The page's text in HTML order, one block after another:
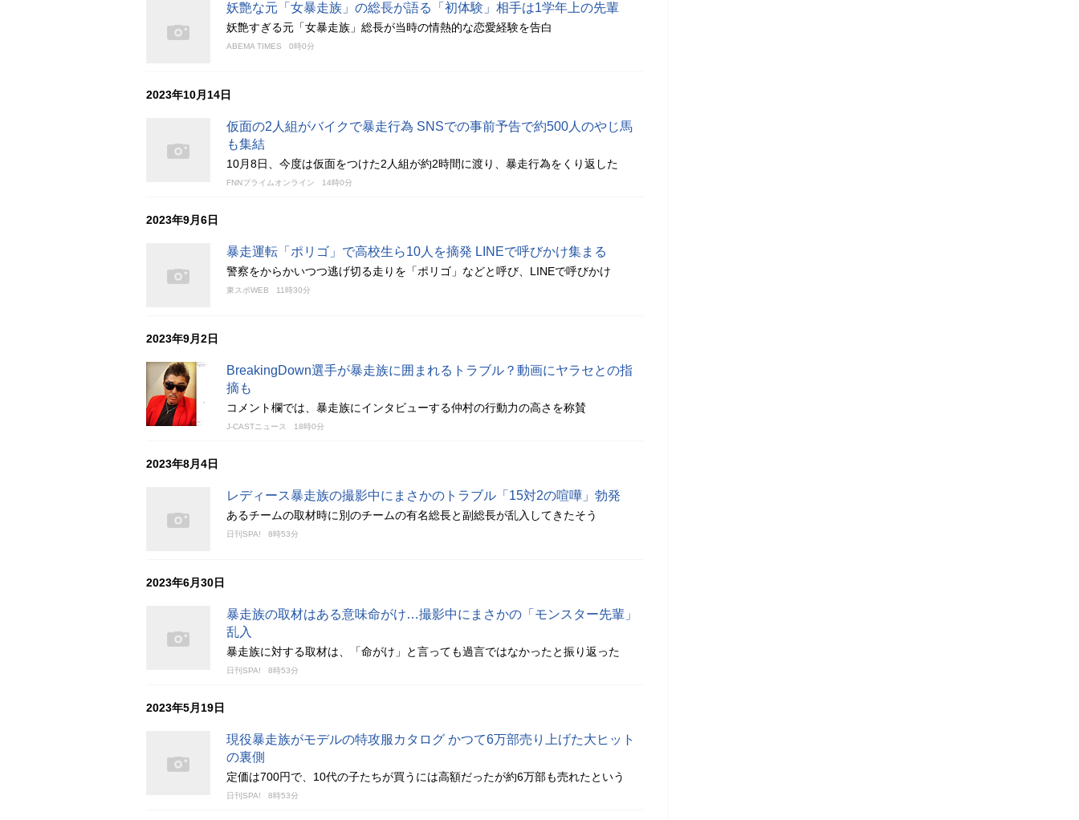
妖艶な元「女暴走族」の総長が語る「初体験」相手は1学年上の先輩
妖艶すぎる元「女暴走族」総長が当時の情熱的な恋愛経験を告白
ABEMA TIMES 0時0分
2023年10月14日
仮面の2人組がバイクで暴走行為 SNSでの事前予告で約500人のやじ馬
も集結
10月8日、今度は仮面をつけた2人組が約2時間に渡り、暴走行為をくり返した
FNNプライムオンライン 14時0分
2023年9月6日
暴走運転「ポリゴ」で高校生ら10人を摘発 LINEで呼びかけ集まる
警察をからかいつつ逃げ切る走りを「ポリゴ」などと呼び、LINEで呼びかけ
東スポWEB 11時30分
2023年9月2日
BreakingDown選手が暴走族に囲まれるトラブル？動画にヤラセとの指
摘も
コメント欄では、暴走族にインタビューする仲村の行動力の高さを称賛
J-CASTニュース 18時0分
2023年8月4日
レディース暴走族の撮影中にまさかのトラブル「15対2の喧嘩」勃発
あるチームの取材時に別のチームの有名総長と副総長が乱入してきたそう
日刊SPA! 8時53分
2023年6月30日
暴走族の取材はある意味命がけ…撮影中にまさかの「モンスター先輩」
乱入
暴走族に対する取材は、「命がけ」と言っても過言ではなかったと振り返った
日刊SPA! 8時53分
2023年5月19日
現役暴走族がモデルの特攻服カタログ かつて6万部売り上げた大ヒット
の裏側
定価は700円で、10代の子たちが買うには高額だったが約6万部も売れたという
日刊SPA! 8時53分